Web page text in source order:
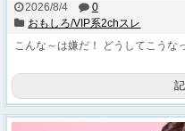
2026/8/4
0
おもしろ/VIP系2chスレ
こんな～は嫌だ！
どうしてこうな